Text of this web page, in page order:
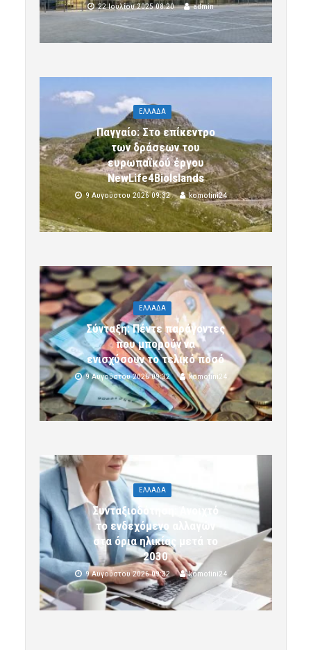
22 Ιουλίου 2025 08:20 admin
ΕΛΛΑΔΑ
Παγγαίο: Στο επίκεντρο
των δράσεων του
ευρωπαϊκού έργου
NewLife4BioIslands
9 Αυγούστου 2026 09:32 komotini24
ΕΛΛΑΔΑ
Σύνταξη: Πέντε παράγοντες
που μπορούν να
ενισχύσουν το τελικό ποσό
9 Αυγούστου 2026 09:32 komotini24
ΕΛΛΑΔΑ
Συνταξιοδότηση: Ανοιχτό
το ενδεχόμενο αλλαγών
στα όρια ηλικίας μετά το
2030
9 Αυγούστου 2026 09:32 komotini24